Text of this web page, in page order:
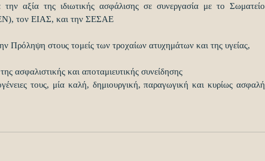
την αξία της ιδιωτικής ασφάλισης σε συνεργασία με το Σωματείο
τον ΕΙΑΣ, και την ΣΕΣΑΕ
Πρόληψη στους τομείς των τροχαίων ατυχημάτων και της υγείας,
ασφαλιστικής και αποταμιευτικής συνείδησης
τους, μία καλή, δημιουργική, παραγωγική και κυρίως ασφαλή